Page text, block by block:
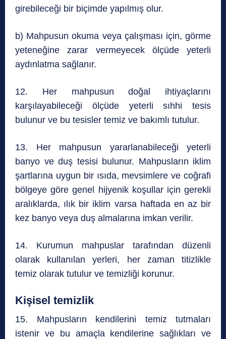
girebileceği bir biçimde yapılmış olur.
b) Mahpusun okuma veya çalışması için, görme
yeteneğine zarar vermeyecek ölçüde yeterli
aydınlatma sağlanır.
12. Her mahpusun doğal ihtiyaçlarını
karşılayabileceği ölçüde yeterli sıhhi tesis
bulunur ve bu tesisler temiz ve bakımlı tutulur.
13. Her mahpusun yararlanabileceği yeterli
banyo ve duş tesisi bulunur. Mahpusların iklim
şartlarına uygun bir ısıda, mevsimlere ve coğrafi
bölgeye göre genel hijyenik koşullar için gerekli
aralıklarda, ılık bir iklim varsa haftada en az bir
kez banyo veya duş almalarına imkan verilir.
14. Kurumun mahpuslar tarafından düzenli
olarak kullanılan yerleri, her zaman titizlikle
temiz olarak tutulur ve temizliği korunur.
Kişisel temizlik
15. Mahpusların kendilerini temiz tutmaları
istenir ve bu amaçla kendilerine sağlıkları ve